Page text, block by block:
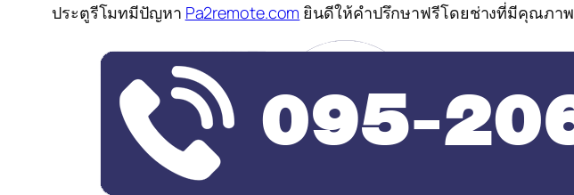
ประตูรีโมทมีปัญหา Pa2remote.com ยินดีให้คำปรึกษาฟรีโดยช่างที่มีคุณภาพ